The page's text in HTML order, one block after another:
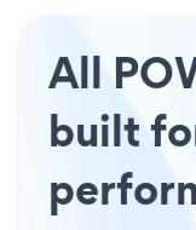
All
built